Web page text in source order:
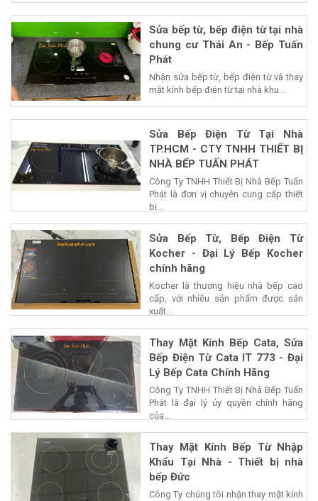
Sửa bếp từ, bếp điện từ tại nhà
chung cư Thái An - Bếp Tuấn
Phát
Nhận sửa bếp từ, bếp điện từ và thay
mặt kính bếp điện từ tại nhà khu...
Sửa Bếp Điện Từ Tại Nhà
TP.HCM - CTY TNHH THIẾT BỊ
NHÀ BẾP TUẤN PHÁT
Công Ty TNHH Thiết Bị Nhà Bếp Tuấn
Phát là đơn vị chuyên cung cấp thiết
bị...
Sửa Bếp Từ, Bếp Điện Từ
Kocher - Đại Lý Bếp Kocher
chính hãng
Kocher là thương hiệu nhà bếp cao
cấp, với nhiều sản phẩm được sản
xuất...
Thay Mặt Kính Bếp Cata, Sửa
Bếp Điện Từ Cata IT 773 - Đại
Lý Bếp Cata Chính Hãng
Công Ty TNHH Thiết Bị Nhà Bếp Tuấn
Phát là đại lý ủy quyền chính hãng
của...
Thay Mặt Kính Bếp Từ Nhập
Khẩu Tại Nhà - Thiết bị nhà
bếp Đức
Công Ty chúng tôi nhận thay mặt kính